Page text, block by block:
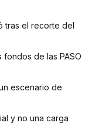
tras el recorte del
de las PASO
escenario de
y no una carga